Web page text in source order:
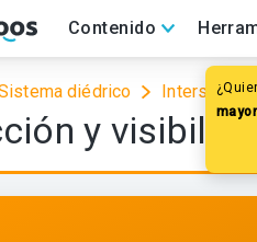
Contenido
diédrico
y